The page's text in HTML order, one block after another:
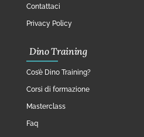
Contattaci
Privacy Policy
Dino Training
Cos’è Dino Training?
Corsi di formazione
Masterclass
Faq